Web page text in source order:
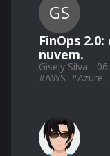
GS
FinOps
nuvem.
Gisely Silva -
#AWS #Azure